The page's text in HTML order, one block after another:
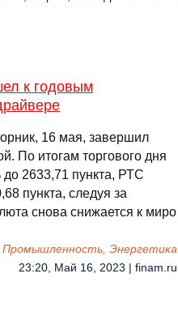
к годовым
16 мая, завершил
По итогам торгового дня
2633,71 пункта, РТС
пункта, следуя за
снова снижается к миро
Промышленность, Энергетика
23:20, Май 16, 2023 | finam.ru